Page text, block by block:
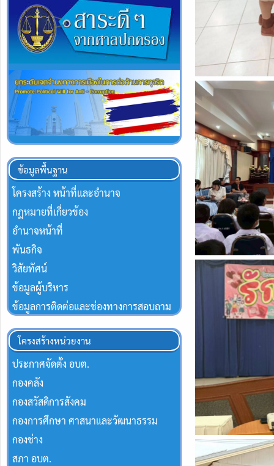
ข้อมูลพื้นฐาน
โครงสร้าง หน้าที่และอำนาจ
กฏหมายที่เกี่ยวข้อง
อำนาจหน้าที่
พันธกิจ
วิสัยทัศน์
ข้อมูลผู้บริหาร
ข้อมูลการติดต่อและช่องทางการสอบถาม
โครงสร้างหน่วยงาน
ประกาศจัดตั้ง อบต.
กองคลัง
กองสวัสดิการสังคม
กองการศึกษา ศาสนาและวัฒนาธรรม
กองช่าง
สภา อบต.